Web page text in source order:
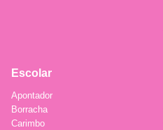
Escolar
Apontador
Borracha
Carimbo